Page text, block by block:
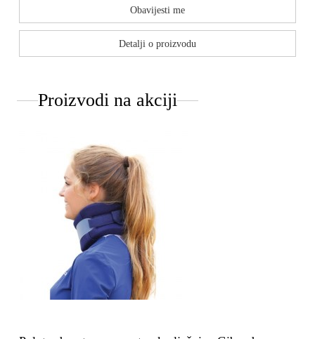
Obavijesti me
Detalji o proizvodu
Proizvodi na akciji